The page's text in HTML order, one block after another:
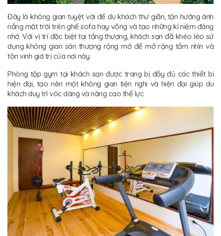
Đây là không gian tuyệt vời để du khách thư giãn, tận hưởng ánh
nắng mặt trời trên ghế sofa hay võng và tạo những kỉ niệm đáng
nhớ. Với vị trí đặc biệt tại tầng thượng, khách sạn đã khéo léo sử
dụng không gian sân thượng rộng mở để mở rộng tầm nhìn và
tôn vinh giá trị của nơi này.
Phòng tập gym tại khách sạn được trang bị đầy đủ các thiết bị
hiện đại, tạo nên một không gian tiện nghi và hiện đại giúp du
khách duy trì vóc dáng và nâng cao thể lực.